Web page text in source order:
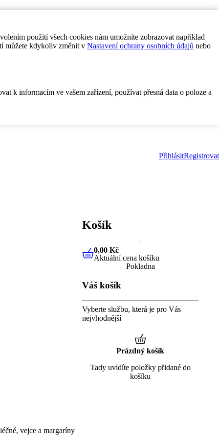
použití všech cookies nám umožníte zobrazovat například
můžete kdykoliv změnit v Nastavení ochrany osobních údajů nebo
k informacím ve vašem zařízení, používat přesná data o poloze a
PřihlásitRegistrovat
vejce a margaríny
Košík
0,00 KčAktuální cena košíku
0,00 Kč
Aktuální cena košíku
Pokladna
Váš košík
Vyberte službu, která je pro Vás
nejvhodnější
Prázdný košík
Tady uvidíte položky přidané do
košíku